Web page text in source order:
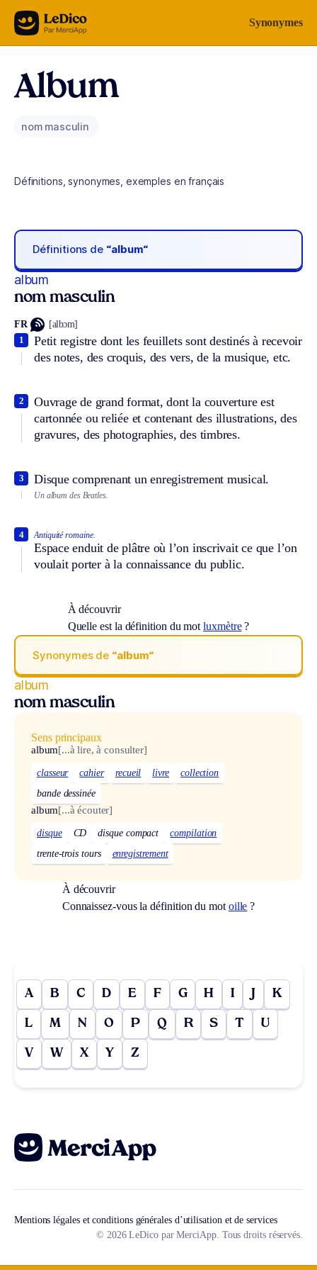
Aller au contenu Synonymes
Album
nom masculin
Définitions, synonymes, exemples en français
Définitions de “album“
album
nom masculin
FR [albɔm]
Petit registre dont les feuillets sont destinés à recevoir
des notes, des croquis, des vers, de la musique, etc.
1
Ouvrage de grand format, dont la couverture est
cartonnée ou reliée et contenant des illustrations, des
gravures, des photographies, des timbres.
2
Disque comprenant un enregistrement musical.
3
Un album des Beatles.
Antiquité romaine.
Espace enduit de plâtre où l’on inscrivait ce que l’on
voulait porter à la connaissance du public.
4
À découvrir
Quelle est la définition du motluxmètre?
Synonymes de “album“
album
nom masculin
Sens principaux
album[...à lire, à consulter]
classeur cahier recueil livre
collection
bande dessinée
album[...à écouter]
disque CD disque compact
compilation
trente-trois tours
enregistrement
À découvrir
Connaissez-vous la définition du mot oille ?
A B C D E F G H I J K
L M N O P Q R S T U
V W X Y Z
Mentions légales et conditions générales d’utilisation et de services
© 2026 LeDico par MerciApp. Tous droits réservés.